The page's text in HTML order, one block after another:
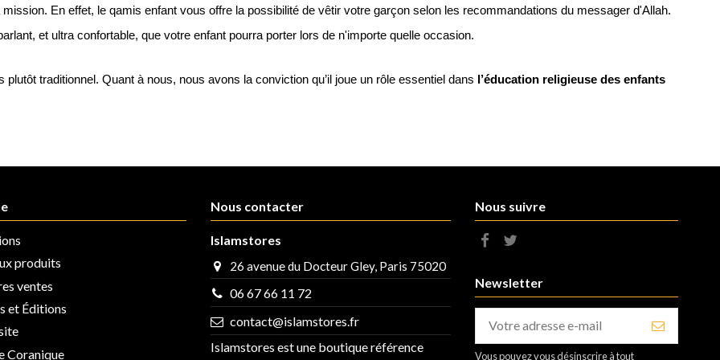
En effet, le qamis enfant vous offre la possibilité de vêtir votre garçon selon les recommandations du messager d'Allah.
et ultra confortable, que votre enfant pourra porter lors de n'importe quelle occasion.
traditionnel. Quant à nous, nous avons la conviction qu’il joue un rôle essentiel dans l’éducation religieuse des enfants
produits
ventes
et Éditions
Coranique
Nous contacter
Islamstores
26 avenue du Docteur Gley, Paris 75020
06 67 66 11 72
contact@islamstores.fr
Islamstores est une boutique référence
Nous suivre
Newsletter
Vous pouvez vous désinscrire à tout